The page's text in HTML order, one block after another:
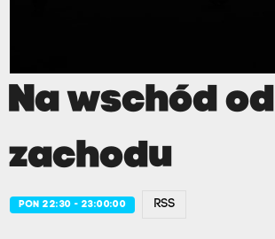
Na wschód od
zachodu
PON 22:30 - 23:00:00 RSS